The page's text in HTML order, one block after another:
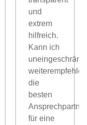
und
extrem
hilfreich.
Kann ich
uneingeschränkt
die
besten
Ansprechpartner
für eine